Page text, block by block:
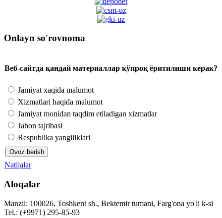
Onlayn so'rovnoma
Веб-сайтда қандай материаллар кўпроқ ёритилиши керак?
Jamiyat xaqida malumot
Xizmatlari haqida malumot
Jamiyat monidan taqdim etiladigan xizmatlar
Jahon tajribasi
Respublika yangiliklari
Natijalar
Aloqalar
Manzil: 100026, Toshkent sh., Bektemir tumani, Farg'ona yo'li k-si
Tel.: (+9971) 295-85-93